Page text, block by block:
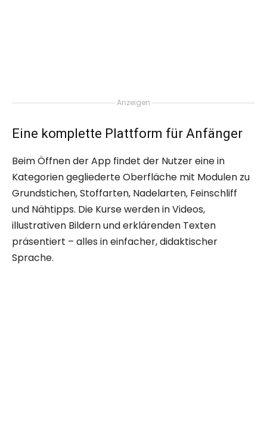
Anzeigen
Eine komplette Plattform für Anfänger
Beim Öffnen der App findet der Nutzer eine in
Kategorien gegliederte Oberfläche mit Modulen zu
Grundstichen, Stoffarten, Nadelarten, Feinschliff
und Nähtipps. Die Kurse werden in Videos,
illustrativen Bildern und erklärenden Texten
präsentiert – alles in einfacher, didaktischer
Sprache.